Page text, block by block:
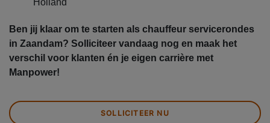
Holland
Ben jij klaar om te starten als chauffeur servicerondes
in Zaandam? Solliciteer vandaag nog en maak het
verschil voor klanten én je eigen carrière met
Manpower!
SOLLICITEER NU